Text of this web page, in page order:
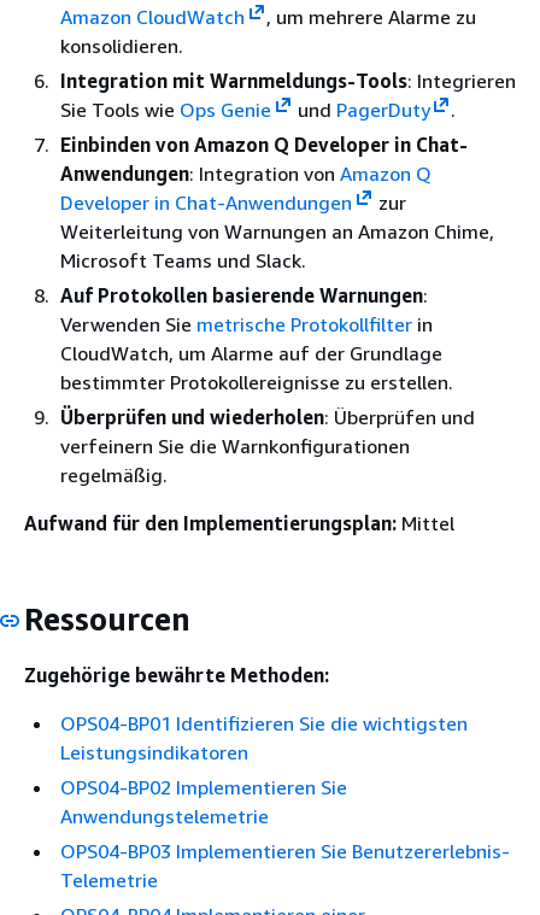
Amazon CloudWatch
, um mehrere Alarme zu
konsolidieren.
Integration mit Warnmeldungs-Tools: Integrieren
Sie Tools wie Ops Genie und PagerDuty
.
Einbinden von Amazon Q Developer in Chat-
Anwendungen: Integration von Amazon Q
Developer in Chat-Anwendungen
zur
Weiterleitung von Warnungen an Amazon Chime,
Microsoft Teams und Slack.
Auf Protokollen basierende Warnungen:
Verwenden Sie metrische Protokollfilter in
CloudWatch, um Alarme auf der Grundlage
bestimmter Protokollereignisse zu erstellen.
Überprüfen und wiederholen: Überprüfen und
verfeinern Sie die Warnkonfigurationen
regelmäßig.
Aufwand für den Implementierungsplan: Mittel
Ressourcen
Zugehörige bewährte Methoden:
OPS04-BP01 Identifizieren Sie die wichtigsten
Leistungsindikatoren
OPS04-BP02 Implementieren Sie
Anwendungstelemetrie
OPS04-BP03 Implementieren Sie Benutzererlebnis-
Telemetrie